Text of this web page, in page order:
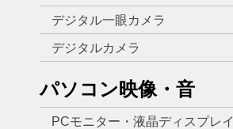
デジタル一眼カメラ
デジタルカメラ
パソコン映像・音
PCモニター・液晶ディスプレイ